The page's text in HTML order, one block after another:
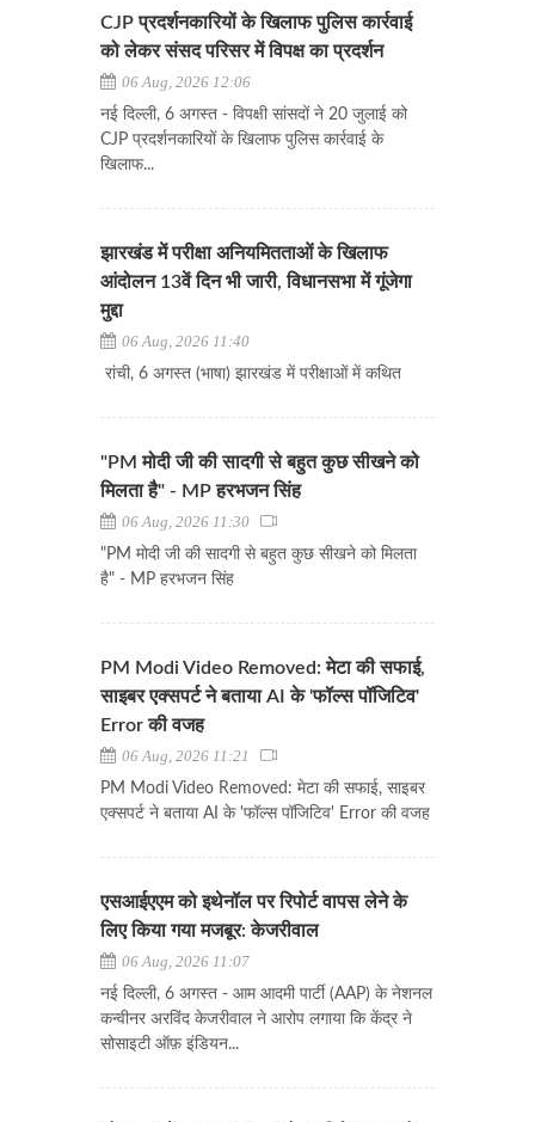
CJP प्रदर्शनकारियों के खिलाफ पुलिस कार्रवाई
को लेकर संसद परिसर में विपक्ष का प्रदर्शन
06 Aug, 2026 12:06
नई दिल्ली, 6 अगस्त - विपक्षी सांसदों ने 20 जुलाई को
CJP प्रदर्शनकारियों के खिलाफ पुलिस कार्रवाई के
खिलाफ...
झारखंड में परीक्षा अनियमितताओं के खिलाफ
आंदोलन 13वें दिन भी जारी, विधानसभा में गूंजेगा
मुद्दा
06 Aug, 2026 11:40
रांची, 6 अगस्त (भाषा) झारखंड में परीक्षाओं में कथित
"PM मोदी जी की सादगी से बहुत कुछ सीखने को
मिलता है" - MP हरभजन सिंह
06 Aug, 2026 11:30
"PM मोदी जी की सादगी से बहुत कुछ सीखने को मिलता
है" - MP हरभजन सिंह
PM Modi Video Removed: मेटा की सफाई,
साइबर एक्सपर्ट ने बताया AI के 'फॉल्स पॉजिटिव'
Error की वजह
06 Aug, 2026 11:21
PM Modi Video Removed: मेटा की सफाई, साइबर
एक्सपर्ट ने बताया AI के 'फॉल्स पॉजिटिव' Error की वजह
एसआईएएम को इथेनॉल पर रिपोर्ट वापस लेने के
लिए किया गया मजबूर: केजरीवाल
06 Aug, 2026 11:07
नई दिल्ली, 6 अगस्त - आम आदमी पार्टी (AAP) के नेशनल
कन्वीनर अरविंद केजरीवाल ने आरोप लगाया कि केंद्र ने
सोसाइटी ऑफ़ इंडियन...